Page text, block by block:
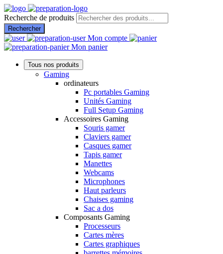
Recherche de produits
Rechercher
Mon compte
Mon panier
Tous nos produits
Gaming
ordinateurs
Pc portables Gaming
Unités Gaming
Full Setup Gaming
Accessoires Gaming
Souris gamer
Claviers gamer
Casques gamer
Tapis gamer
Manettes
Webcams
Microphones
Haut parleurs
Chaises gaming
Sac a dos
Composants Gaming
Processeurs
Cartes mères
Cartes graphiques